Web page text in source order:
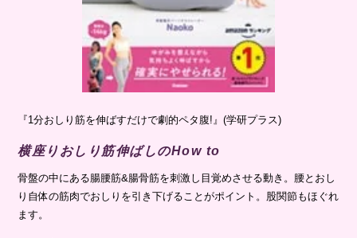
『1分おしり筋を伸ばすだけで劇的ペタ腹!』(学研プラス)
横座りおしり筋伸ばしのHow to
骨盤の中にある腸腰筋&腸骨筋を刺激し目覚めさせる動き。腰とおし
り自体の筋肉でおしりを引き下げることがポイント。股関節もほぐれ
ます。